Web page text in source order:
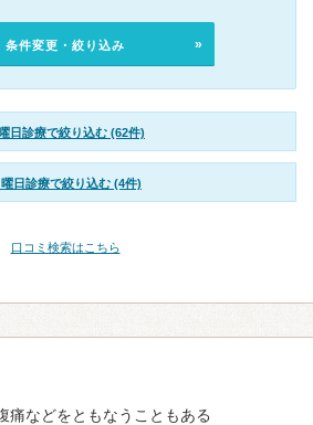
条件変更・絞り込み
日診療で絞り込む (62件)
曜日診療で絞り込む (4件)
口コミ検索はこちら
痛などをともなうこともある